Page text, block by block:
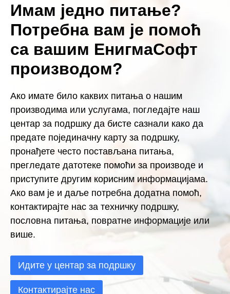
Имам једно питање?
Потребна вам је помоћ
са вашим ЕнигмаСофт
производом?
Ако имате било каквих питања о нашим
производима или услугама, погледајте наш
центар за подршку да бисте сазнали како да
предате појединачну карту за подршку,
пронађете често постављана питања,
прегледате датотеке помоћи за производе и
приступите другим корисним информацијама.
Ако вам је и даље потребна додатна помоћ,
контактирајте нас за техничку подршку,
пословна питања, повратне информације или
више.
Идите у центар за подршку
Контактирајте нас